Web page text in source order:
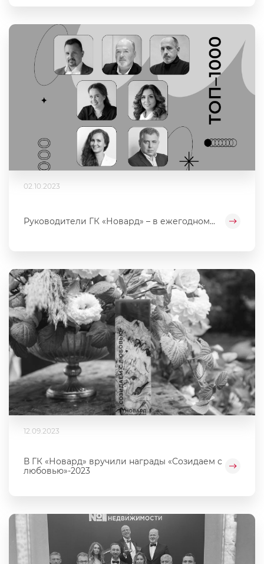
02.10.2023
Руководители ГК «Новард» – в ежегодном...
12.09.2023
В ГК «Новард» вручили награды «Созидаем с
любовью»-2023